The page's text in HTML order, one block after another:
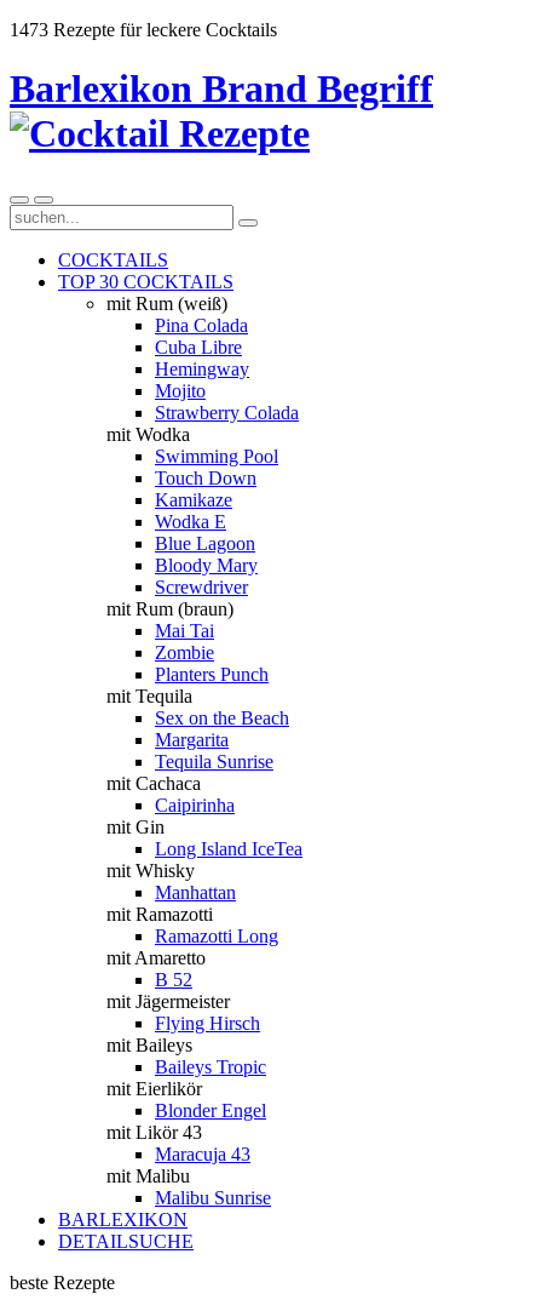
1473 Rezepte für leckere Cocktails
Barlexikon Brand Begriff
COCKTAILS
TOP 30 COCKTAILS
mit Rum (weiß)
Pina Colada
Cuba Libre
Hemingway
Mojito
Strawberry Colada
mit Wodka
Swimming Pool
Touch Down
Kamikaze
Wodka E
Blue Lagoon
Bloody Mary
Screwdriver
mit Rum (braun)
Mai Tai
Zombie
Planters Punch
mit Tequila
Sex on the Beach
Margarita
Tequila Sunrise
mit Cachaca
Caipirinha
mit Gin
Long Island IceTea
mit Whisky
Manhattan
mit Ramazotti
Ramazotti Long
mit Amaretto
B 52
mit Jägermeister
Flying Hirsch
mit Baileys
Baileys Tropic
mit Eierlikör
Blonder Engel
mit Likör 43
Maracuja 43
mit Malibu
Malibu Sunrise
BARLEXIKON
DETAILSUCHE
beste Rezepte